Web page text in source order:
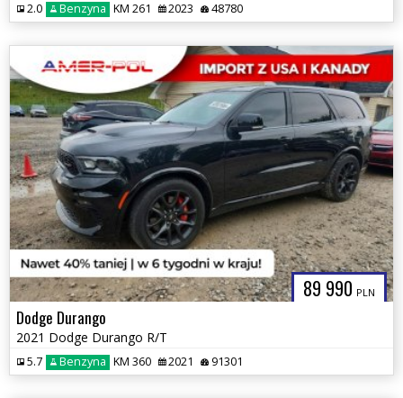
2.0 Benzyna KM 261 2023 48780
89 990 PLN
Dodge Durango
2021 Dodge Durango R/T
5.7 Benzyna KM 360 2021 91301